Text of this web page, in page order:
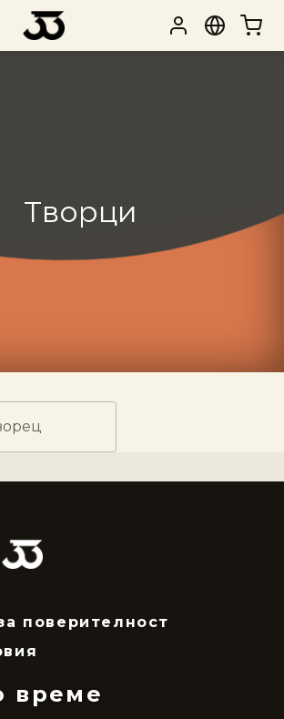
Творци
поверителност
време